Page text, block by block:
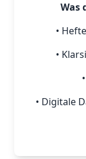
Was
•
•
• Digitale